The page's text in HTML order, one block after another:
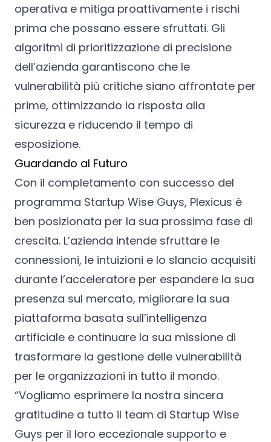
operativa e mitiga proattivamente i rischi
prima che possano essere sfruttati. Gli
algoritmi di prioritizzazione di precisione
dell’azienda garantiscono che le
vulnerabilità più critiche siano affrontate per
prime, ottimizzando la risposta alla
sicurezza e riducendo il tempo di
esposizione.
Guardando al Futuro
Con il completamento con successo del
programma Startup Wise Guys, Plexicus è
ben posizionata per la sua prossima fase di
crescita. L’azienda intende sfruttare le
connessioni, le intuizioni e lo slancio acquisiti
durante l’acceleratore per espandere la sua
presenza sul mercato, migliorare la sua
piattaforma basata sull’intelligenza
artificiale e continuare la sua missione di
trasformare la gestione delle vulnerabilità
per le organizzazioni in tutto il mondo.
“Vogliamo esprimere la nostra sincera
gratitudine a tutto il team di Startup Wise
Guys per il loro eccezionale supporto e